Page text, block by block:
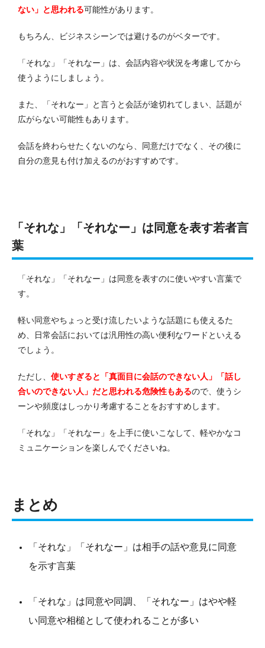
ない」と思われる可能性があります。
もちろん、ビジネスシーンでは避けるのがベターです。
「それな」「それなー」は、会話内容や状況を考慮してから
使うようにしましょう。
また、「それなー」と言うと会話が途切れてしまい、話題が
広がらない可能性もあります。
会話を終わらせたくないのなら、同意だけでなく、その後に
自分の意見も付け加えるのがおすすめです。
「それな」「それなー」は同意を表す若者言
葉
「それな」「それなー」は同意を表すのに使いやすい言葉で
す。
軽い同意やちょっと受け流したいような話題にも使えるた
め、日常会話においては汎用性の高い便利なワードといえる
でしょう。
ただし、 使いすぎると「真面目に会話のできない人」「話し
合いのできない人」だと思われる危険性もあるので、使うシ
ーンや頻度はしっかり考慮することをおすすめします。
「それな」「それなー」を上手に使いこなして、軽やかなコ
ミュニケーションを楽しんでくださいね。
まとめ
「それな」「それなー」は相手の話や意見に同意
を示す言葉
「それな」は同意や同調、「それなー」はやや軽
い同意や相槌として使われることが多い